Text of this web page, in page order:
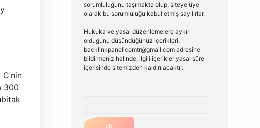
300
sorumluluğunu taşımakta olup, siteye üye
olarak bu sorumluluğu kabul etmiş sayılırlar.
Hukuka ve yasal düzenlemelere aykırı
olduğunu düşündüğünüz içerikleri,
backlinkpanelicomtr@gmail.comadresine
bildirmeniz halinde, ilgili içerikler yasal süre
içerisinde sitemizden kaldırılacaktır.